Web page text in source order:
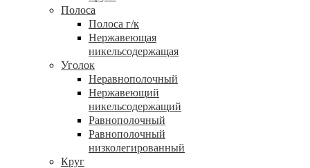
Полоса
Полоса г/к
Нержавеющая
никельсодержащая
Уголок
Неравнополочный
Нержавеющий
никельсодержащий
Равнополочный
Равнополочный
низколегированный
Круг